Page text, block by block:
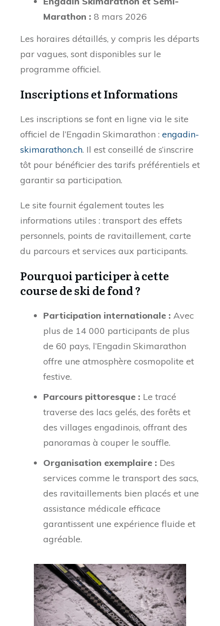
Marathon : 8 mars 2026
Les horaires détaillés, y compris les départs
par vagues, sont disponibles sur le
programme officiel.
Inscriptions et Informations
Les inscriptions se font en ligne via le site
officiel de l’Engadin Skimarathon : engadin-
skimarathon.ch. Il est conseillé de s’inscrire
tôt pour bénéficier des tarifs préférentiels et
garantir sa participation.
Le site fournit également toutes les
informations utiles : transport des effets
personnels, points de ravitaillement, carte
du parcours et services aux participants.
Pourquoi participer à cette
course de ski de fond ?
Participation internationale : Avec
plus de 14 000 participants de plus
de 60 pays, l’Engadin Skimarathon
offre une atmosphère cosmopolite et
festive.
Parcours pittoresque : Le tracé
traverse des lacs gelés, des forêts et
des villages engadinois, offrant des
panoramas à couper le souffle.
Organisation exemplaire : Des
services comme le transport des sacs,
des ravitaillements bien placés et une
assistance médicale efficace
garantissent une expérience fluide et
agréable.